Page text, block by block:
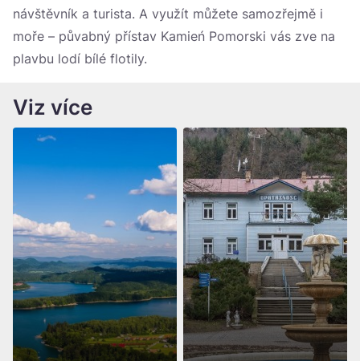
návštěvník a turista. A využít můžete samozřejmě i
moře – půvabný přístav Kamień Pomorski vás zve na
plavbu lodí bílé flotily.
Viz více